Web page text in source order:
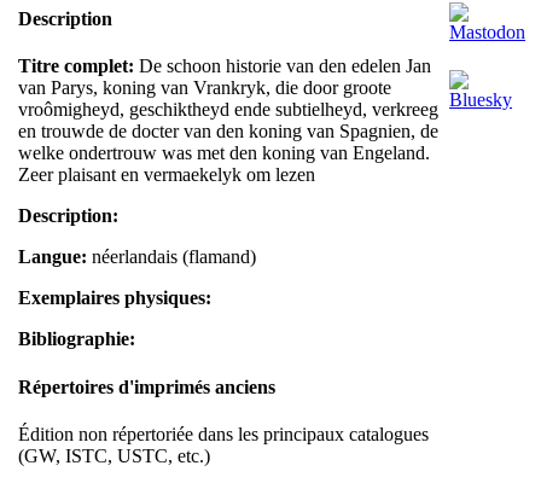
Description
Titre complet: De schoon historie van den edelen Jan
van Parys, koning van Vrankryk, die door groote
vroômigheyd, geschiktheyd ende subtielheyd, verkreeg
en trouwde de docter van den koning van Spagnien, de
welke ondertrouw was met den koning van Engeland.
Zeer plaisant en vermaekelyk om lezen
Description:
Langue: néerlandais (flamand)
Exemplaires physiques:
Bibliographie:
Répertoires d'imprimés anciens
Édition non répertoriée dans les principaux catalogues
(GW, ISTC, USTC, etc.)